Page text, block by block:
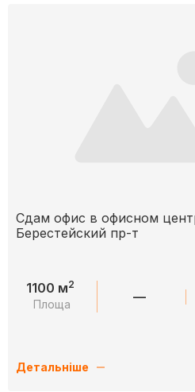
Сдам офис в офисном
Берестейский пр-т
1100 м2
Площа —
Детальніше